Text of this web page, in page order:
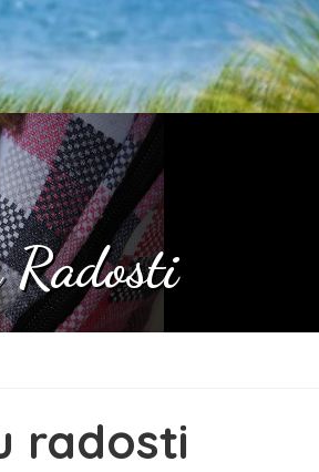
Radosti
radosti